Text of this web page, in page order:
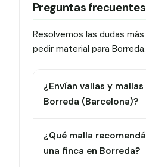
Preguntas frecuentes
Resolvemos las dudas
pedir material para Borreda.
¿Envían vallas y
Borreda (Barcelona)?
¿Qué malla
una finca en Borreda?